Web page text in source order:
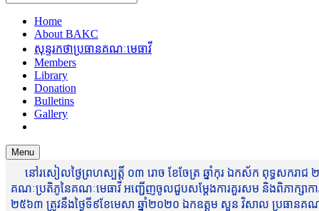
Home
About BAKC
សុន្ទរកថាប្រធានគណៈមេធាវី
Members
Library
Donation
Bulletins
Gallery
Menu
នៅរសៀលថ្ងៃព្រហស្បត្តិ៍ ០៣ រោច ខែចែត្រ ឆ្នាំកុរ ឯកស័ក ពុទ្ធសករាជ
គណៈប្រតិភូនៃគណៈមេធាវី អញ្ជើញចូលជួបសម្តែងការគួរសម និងពិភាក្សាកា
២៥៦៣ ត្រូវនឹងថ្ងៃទី៩ខែមេសា ឆ្នាំ២០២០ ឯកឧត្តម សួន វិសាល ប្រធានគណ